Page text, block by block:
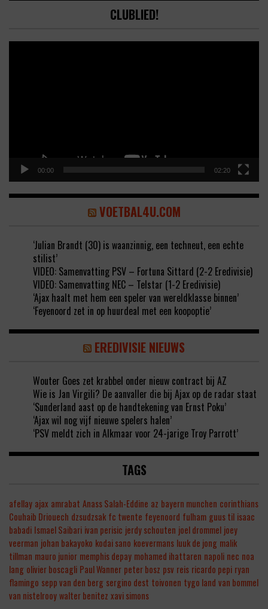
CLUBLIED!
00:00 02:20
VOETBAL4U.COM
‘Julian Brandt (30) is waanzinnig, een techneut, een echte
stilist’
VIDEO: Samenvatting PSV – Fortuna Sittard (2-2 Eredivisie)
VIDEO: Samenvatting NEC – Telstar (1-2 Eredivisie)
‘Ajax haalt met hem een speler van wereldklasse binnen’
‘Feyenoord zet in op huurdeal met een koopoptie’
EREDIVISIE NIEUWS
Wouter Goes zet krabbel onder nieuw contract bij AZ
Wie is Jan Virgili? De aanvaller die bij Ajax op de radar staat
‘Sunderland aast op de handtekening van Ernst Poku’
‘Ajax wil nog vijf nieuwe spelers halen’
‘PSV meldt zich in Alkmaar voor 24-jarige Troy Parrott’
TAGS
afellay ajax amrabat Anass Salah-Eddine az bayern munchen corinthians
Couhaib Driouech dzsudzsak fc twente feyenoord fulham guus til isaac
babadi Ismael Saibari ivan perisic jerdy schouten joel drommel joey
veerman johan bakayoko kodai sano koevermans luuk de jong malik
tillman mauro junior memphis depay mohamed ihattaren napoli nec noa
lang olivier boscagli Paul Wanner peter bosz psv reis ricardo pepi ryan
flamingo sepp van den berg sergino dest toivonen tygo land van bommel
van nistelrooywalter benitez xavi simons